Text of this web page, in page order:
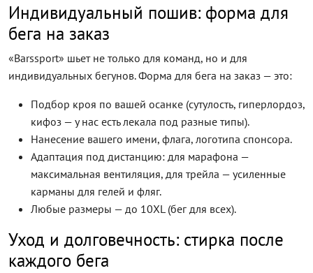
Индивидуальный пошив: форма для
бега на заказ
«Barssport» шьет не только для команд, но и для
индивидуальных бегунов. Форма для бега на заказ — это:
Подбор кроя по вашей осанке (сутулость, гиперлордоз,
кифоз — у нас есть лекала под разные типы).
Нанесение вашего имени, флага, логотипа спонсора.
Адаптация под дистанцию: для марафона —
максимальная вентиляция, для трейла — усиленные
карманы для гелей и фляг.
Любые размеры — до 10XL (бег для всех).
Уход и долговечность: стирка после
каждого бега